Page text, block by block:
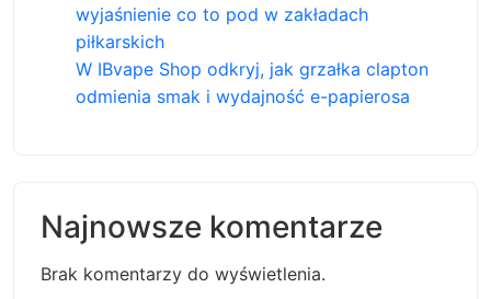
wyjaśnienie co to pod w zakładach
piłkarskich
W IBvape Shop odkryj, jak grzałka clapton
odmienia smak i wydajność e-papierosa
Najnowsze komentarze
Brak komentarzy do wyświetlenia.